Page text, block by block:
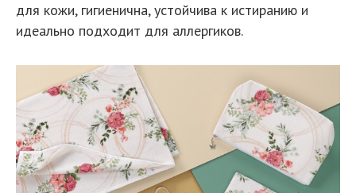
для кожи, гигиенична, устойчива к истиранию и
идеально подходит для аллергиков.